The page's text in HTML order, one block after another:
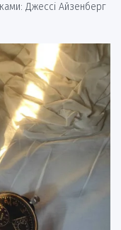
Джессі Айзенберг